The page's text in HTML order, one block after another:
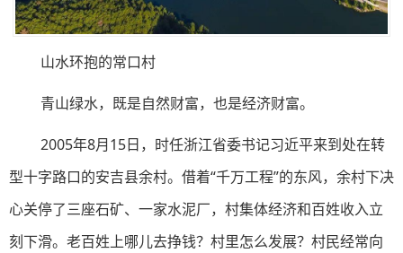
山水环抱的常口村
青山绿水，既是自然财富，也是经济财富。
2005年8月15日，时任浙江省委书记习近平来到处在转
型十字路口的安吉县余村。借着“千万工程”的东风，余村下决
心关停了三座石矿、一家水泥厂，村集体经济和百姓收入立
刻下滑。老百姓上哪儿去挣钱？村里怎么发展？村民经常向